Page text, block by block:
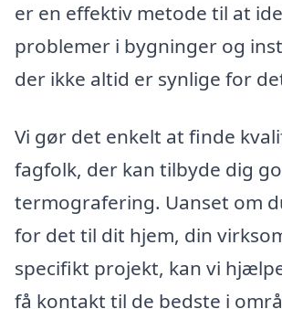
er en effektiv metode til at
problemer i bygninger og
der ikke altid er synlige for
Vi gør det enkelt at finde
fagfolk, der kan tilbyde dig
termografering. Uanset om
for det til dit hjem, din
specifikt projekt, kan vi
få kontakt til de bedste i